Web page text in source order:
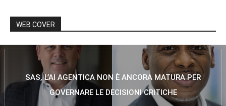
WEB COVER
SAS, L’AI AGENTICA NON È ANCORA MATURA PER
GOVERNARE LE DECISIONI CRITICHE